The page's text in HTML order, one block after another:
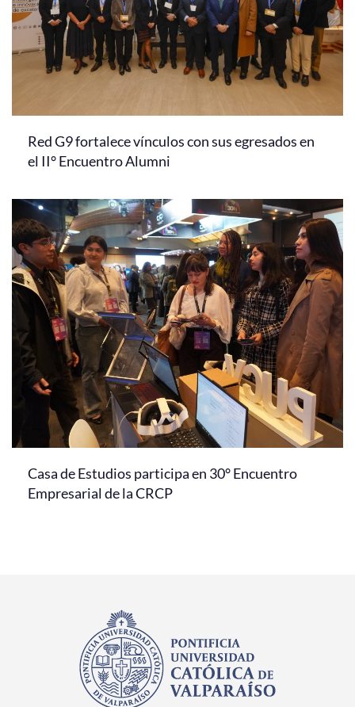
Red G9 fortalece vínculos con sus egresados en
el II° Encuentro Alumni
Casa de Estudios participa en 30° Encuentro
Empresarial de la CRCP